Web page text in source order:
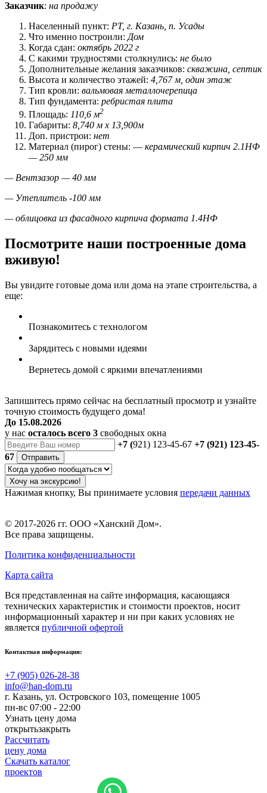
Заказчик: на продажу
Населенный пункт: РТ, г. Казань, п. Усады
Что именно построили: Дом
Когда сдан: октябрь 2022 г
С какими трудностями столкнулись: не было
Дополнительные желания заказчиков: скважина, септик
Высота и количество этажей: 4,767 м, один этаж
Тип кровли: вальмовая металлочерепица
Тип фундамента: ребристая плита
Площадь: 110,6 м2
Габариты: 8,740 м х 13,900м
Доп. пристрои: нет
Материал (пирог) стены: — керамический кирпич 2.1НФ
— 250 мм
— Вентзазор — 40 мм
— Утеплитель -100 мм
— облицовка из фасадного кирпича формата 1.4НФ
Посмотрите наши построенные дома
вживую!
Вы увидите готовые дома или дома на этапе строительства, а
еще:
Познакомитесь с технологом
Зарядитесь с новыми идеями
Вернетесь домой с яркими впечатлениями
Запишитесь прямо сейчас на бесплатный просмотр и узнайте
точную стоимость будущего дома!
До 15.08.2026
у нас осталось всего 3 свободных окна
+7 (921) 123-45-67 +7 (921) 123-45-
67
Отправить
Хочу на экскурсию!
Нажимая кнопку, Вы принимаете условия передачи данных
© 2017-2026 гг. ООО «Ханский Дом».
Все права защищены.
Политика конфиденциальности
Карта сайта
Вся представленная на сайте информация, касающаяся
технических характеристик и стоимости проектов, носит
информационный характер и ни при каких условиях не
является публичной офертой
Контактная информация:
+7 (905) 026-28-38
info@han-dom.ru
г. Казань, ул. Островского 103, помещение 1005
пн-вс 07:00 - 22:00
Узнать цену дома
открытьзакрыть
Рассчитать
цену дома
Скачать каталог
проектов